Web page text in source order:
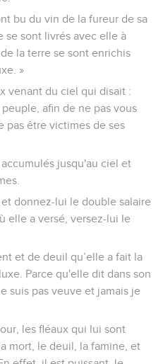
bu du vin de la fureur de sa
se sont livrés avec elle à
la terre se sont enrichis
»
venant du ciel qui disait :
afin de ne pas vous
pas être victimes de ses
jusqu'au ciel et
donnez-lui le double salaire
elle a versé, versez-lui le
et de deuil qu’elle a fait la
Parce qu'elle dit dans son
suis pas veuve et jamais je
les fléaux qui lui sont
mort, le deuil, la famine, et